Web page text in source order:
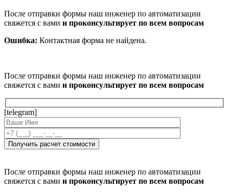
После отправки формы наш инженер по автоматизации
свяжется с вами и проконсультирует по всем вопросам
Ошибка: Контактная форма не найдена.
После отправки формы наш инженер по автоматизации
свяжется с вами и проконсультирует по всем вопросам
[telegram]
После отправки формы наш инженер по автоматизации
свяжется с вами и проконсультирует по всем вопросам